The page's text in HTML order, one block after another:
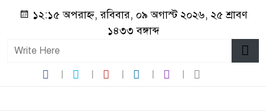
১২:১৫ অপরাহ্ন, রবিবার, ০৯ অগাস্ট ২০২৬, ২৫ শ্রাবণ
১৪৩৩ বঙ্গাব্দ